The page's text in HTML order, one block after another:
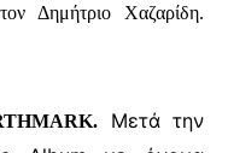
Δημήτριο Χαζαρίδη.
Μετά την